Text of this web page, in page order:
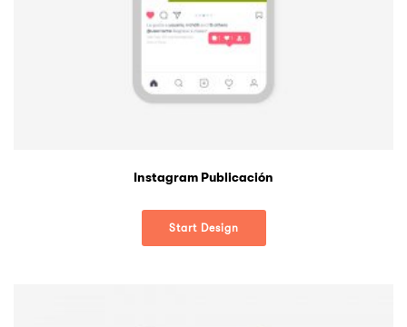
Instagram Publicación
Start Design